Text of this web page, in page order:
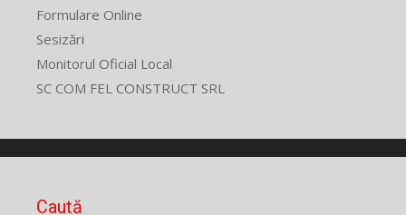
Formulare Online
Sesizări
Monitorul Oficial Local
SC COM FEL CONSTRUCT SRL
Caută